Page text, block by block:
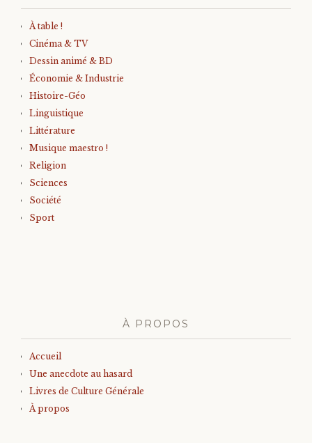
À table !
Cinéma & TV
Dessin animé & BD
Économie & Industrie
Histoire-Géo
Linguistique
Littérature
Musique maestro !
Religion
Sciences
Société
Sport
À PROPOS
Accueil
Une anecdote au hasard
Livres de Culture Générale
À propos